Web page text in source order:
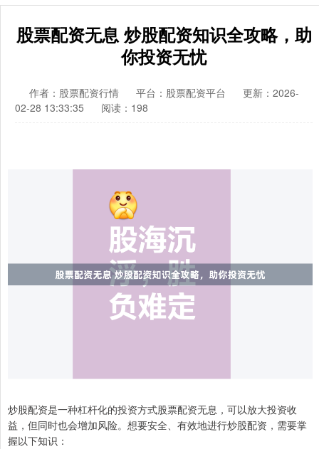
股票配资无息 炒股配资知识全攻略，助
你投资无忧
作者：股票配资行情 平台：股票配资平台
更新：2026-
02-28 13:33:35
阅读：198
炒股配资是一种杠杆化的投资方式股票配资无息，可以放大投资收
益，但同时也会增加风险。想要安全、有效地进行炒股配资，需要掌
握以下知识：